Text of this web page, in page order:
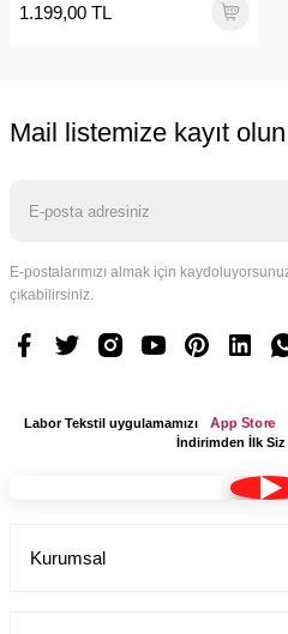
1.199,00 TL
Mail listemize kayıt olun
E-postalarımızı almak için
çıkabilirsiniz.
Labor Tekstil uygulamamızı App Store
İndirimden İlk Siz
Kurumsal